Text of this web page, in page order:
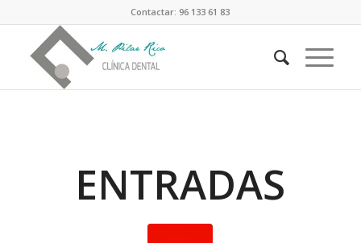
Contactar: 96 133 61 83
ENTRADAS